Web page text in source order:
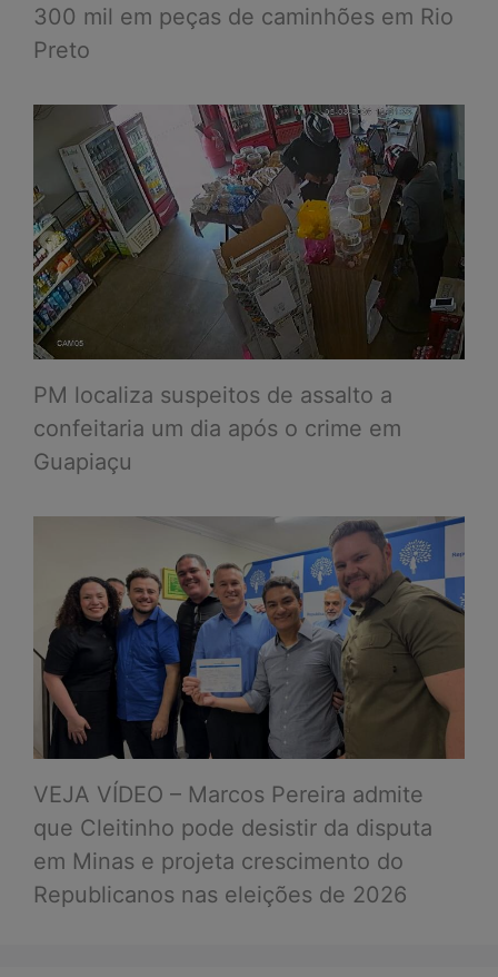
300 mil em peças de caminhões em Rio
Preto
PM localiza suspeitos de assalto a
confeitaria um dia após o crime em
Guapiaçu
VEJA VÍDEO – Marcos Pereira admite
que Cleitinho pode desistir da disputa
em Minas e projeta crescimento do
Republicanos nas eleições de 2026